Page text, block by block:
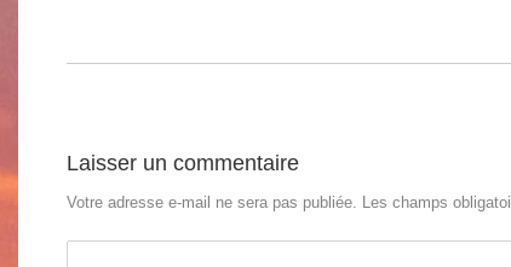
Laisser un commentaire
Votre adresse e-mail ne sera pas publiée. Les champs